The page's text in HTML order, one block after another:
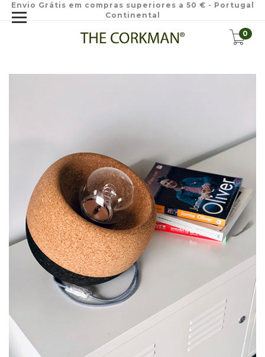
Envio Grátis em compras superiores a 50 € - Portugal
Continental
0